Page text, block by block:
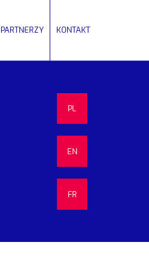
PARTNERZY KONTAKT
PL
EN
FR